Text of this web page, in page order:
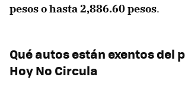
pesos o hasta2,886.60 pesos.
Qué autos están exentos del
Hoy No Circula